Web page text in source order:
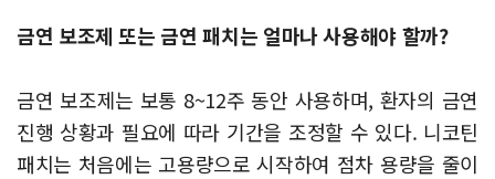
금연 보조제 또는 금연 패치는 얼마나 사용해야 할까?
금연 보조제는 보통 8~12주 동안 사용하며, 환자의 금연
진행 상황과 필요에 따라 기간을 조정할 수 있다. 니코틴
패치는 처음에는 고용량으로 시작하여 점차 용량을 줄이